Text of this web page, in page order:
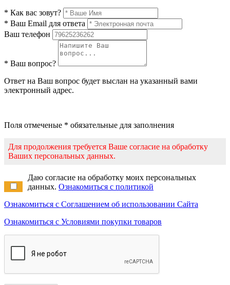
* Как вас зовут?
* Ваш Email для ответа
Ваш телефон
* Ваш вопрос?
Ответ на Ваш вопрос будет выслан на указанный вами
электронный адрес.
Поля отмеченые * обязательные для заполнения
Для продолжения требуется Ваше согласие на обработку
Ваших персональных данных.
Даю согласие на обработку моих персональных
данных. Ознакомиться с политикой
Ознакомиться с Соглашением об использовании Сайта
Ознакомиться с Условиями покупки товаров